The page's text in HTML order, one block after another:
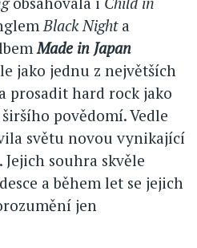
Black Nighta
Made in Japan
jako jednu z největších
prosadit hard rock jako
povědomí. Vedle
světu novou vynikající
souhra skvěle
a během let se jejich
jen